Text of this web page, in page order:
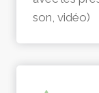
son, vidéo)